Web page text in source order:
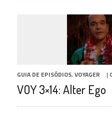
GUIA DE EPISÓDIOS, VOYAGER |
VOY 3×14: Alter Ego